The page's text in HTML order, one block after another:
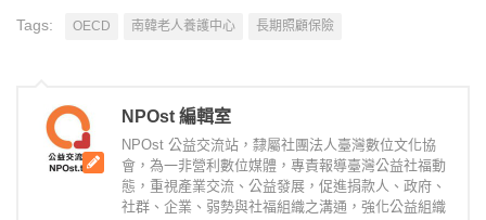
Tags: OECD 南韓老人養護中心 長期照顧保險
NPOst 編輯室
NPOst 公益交流站，隸屬社團法人臺灣數位文化協
會，為一非營利數位媒體，專責報導臺灣公益社福動
態，重視產業交流、公益發展，促進捐款人、政府、
社群、企業、弱勢與社福組織之溝通，強化公益組織